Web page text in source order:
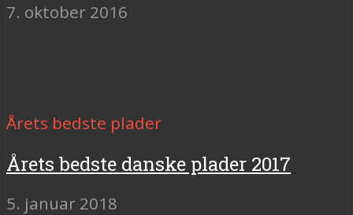
7. oktober 2016
Årets bedste plader
Årets bedste danske plader 2017
5. januar 2018